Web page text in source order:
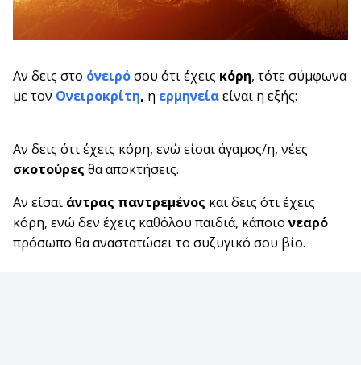
Αν δεις στο όνειρόσου ότι έχεις κόρη, τότεσύμφωνα
με τον Ονειροκρίτη, η ερμηνείαείναι η εξής:
Αν δεις ότι έχεις κόρη, ενώ είσαι άγαμος/η, νέες
σκοτούρες θα αποκτήσεις.
Αν είσαι άντρας παντρεμένος και δεις ότι έχεις
κόρη, ενώ δεν έχεις καθόλου παιδιά, κάποιονεαρό
πρόσωπο θα αναστατώσει το συζυγικό σου βίο.